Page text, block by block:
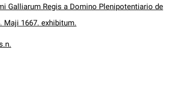
Galliarum Regis a Domino Plenipotentiario de
Maji 1667. exhibitum.